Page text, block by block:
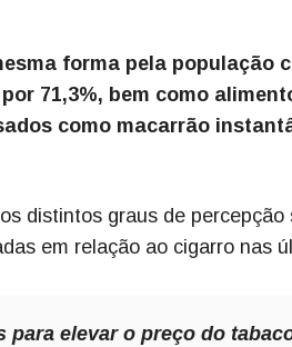
forma pela população
71,3%, bem como
como macarrão
distintos graus de
em relação ao cigarro nas
elevar o preço do